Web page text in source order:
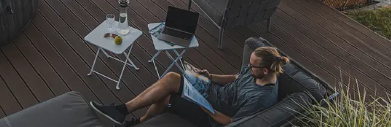
Trusted Shops
4,85/ 5
15.823 Bewertungen
„Schnell und zuverlässig! Schön,
dass es hier auch Ersatzteile für
Weber Grill etc. gibt. “
06.08.2026
Versand